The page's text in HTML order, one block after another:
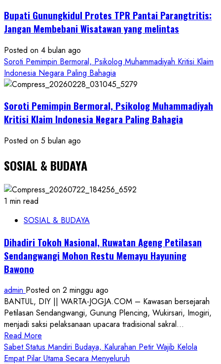
Resmi
Bupati Gunungkidul Protes TPR Pantai Parangtritis:
Jangan Membebani Wisatawan yang melintas
Posted on 4 bulan ago
Soroti Pemimpin Bermoral, Psikolog Muhammadiyah Kritisi Klaim
Indonesia Negara Paling Bahagia
Soroti Pemimpin Bermoral, Psikolog Muhammadiyah
Kritisi Klaim Indonesia Negara Paling Bahagia
Posted on 5 bulan ago
SOSIAL & BUDAYA
1 min read
SOSIAL & BUDAYA
Dihadiri Tokoh Nasional, Ruwatan Ageng Petilasan
Sendangwangi Mohon Restu Memayu Hayuning
Bawono
admin Posted on 2 minggu ago
BANTUL, DIY || WARTA-JOGJA.COM – Kawasan bersejarah
Petilasan Sendangwangi, Gunung Plencing, Wukirsari, Imogiri,
menjadi saksi pelaksanaan upacara tradisional sakral...
Read More
more
about
Sabet Status Mandiri Budaya, Kalurahan Petir Wajib Kelola
Empat Pilar Utama Secara Menyeluruh